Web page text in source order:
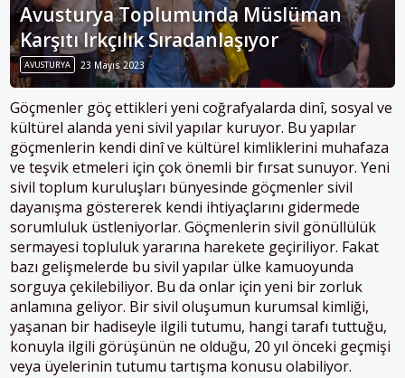
Avusturya Toplumunda Müslüman
Karşıtı Irkçılık Sıradanlaşıyor
AVUSTURYA 23 Mayıs 2023
Göçmenler göç ettikleri yeni coğrafyalarda dinî, sosyal ve
kültürel alanda yeni sivil yapılar kuruyor. Bu yapılar
göçmenlerin kendi dinî ve kültürel kimliklerini muhafaza
ve teşvik etmeleri için çok önemli bir fırsat sunuyor. Yeni
sivil toplum kuruluşları bünyesinde göçmenler sivil
dayanışma göstererek kendi ihtiyaçlarını gidermede
sorumluluk üstleniyorlar. Göçmenlerin sivil gönüllülük
sermayesi topluluk yararına harekete geçiriliyor. Fakat
bazı gelişmelerde bu sivil yapılar ülke kamuoyunda
sorguya çekilebiliyor. Bu da onlar için yeni bir zorluk
anlamına geliyor. Bir sivil oluşumun kurumsal kimliği,
yaşanan bir hadiseyle ilgili tutumu, hangi tarafı tuttuğu,
konuyla ilgili görüşünün ne olduğu, 20 yıl önceki geçmişi
veya üyelerinin tutumu tartışma konusu olabiliyor.